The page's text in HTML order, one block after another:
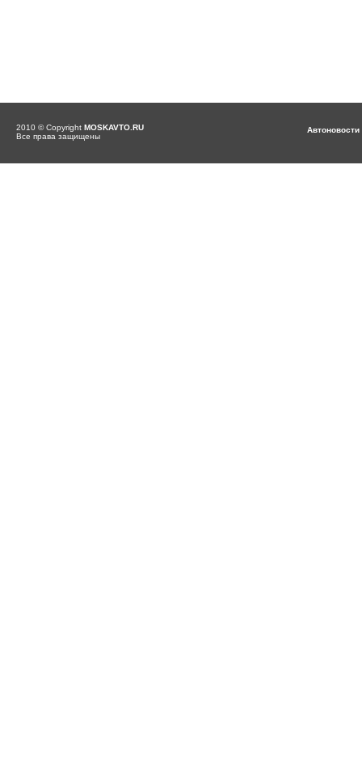
2010 © Copyright MOSKAVTO.RU
Все права защищены
Автоновости